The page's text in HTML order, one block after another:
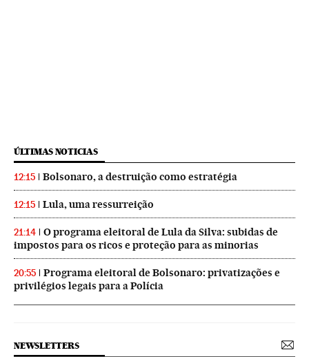
ÚLTIMAS NOTICIAS
12:15 Bolsonaro, a destruição como estratégia
12:15 Lula, uma ressurreição
21:14
O programa eleitoral de Lula da Silva: subidas de
impostos para os ricos e proteção para as minorias
20:55
Programa eleitoral de Bolsonaro: privatizações e
privilégios legais para a Polícia
NEWSLETTERS